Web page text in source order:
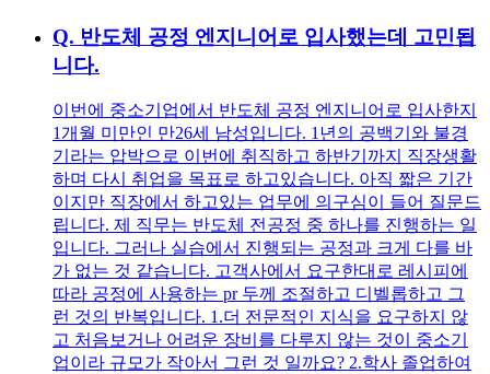
Q. 반도체 공정 엔지니어로 입사했는데 고민됩
니다.
이번에 중소기업에서 반도체 공정 엔지니어로 입사한지
1개월 미만인 만26세 남성입니다. 1년의 공백기와 불경
기라는 압박으로 이번에 취직하고 하반기까지 직장생활
하며 다시 취업을 목표로 하고있습니다. 아직 짧은 기간
이지만 직장에서 하고있는 업무에 의구심이 들어 질문드
립니다. 제 직무는 반도체 전공정 중 하나를 진행하는 일
입니다. 그러나 실습에서 진행되는 공정과 크게 다를 바
가 없는 것 같습니다. 고객사에서 요구한대로 레시피에
따라 공정에 사용하는 pr 두께 조절하고 디벨롭하고 그
런 것의 반복입니다. 1.더 전문적인 지식을 요구하지 않
고 처음보거나 어려운 장비를 다루지 않는 것이 중소기
업이라 규모가 작아서 그런 것 일까요? 2.학사 졸업하여